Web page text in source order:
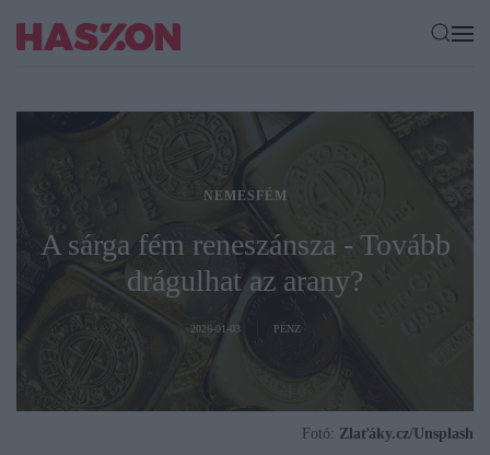
NEMESFÉM
A sárga fém reneszánsza - Tovább
drágulhat az arany?
2026-01-03 PÉNZ
Fotó: Zlaťáky.cz/Unsplash